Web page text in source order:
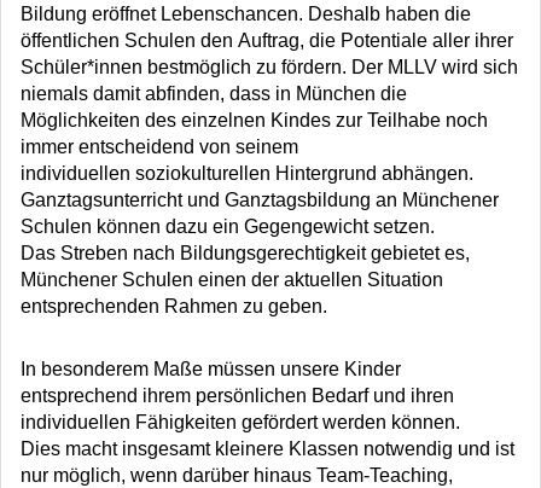
Bildung eröffnet Lebenschancen. Deshalb haben die
öffentlichen Schulen den Auftrag, die Potentiale aller ihrer
Schüler*innen bestmöglich zu fördern. Der MLLV wird sich
niemals damit abfinden, dass in München die
Möglichkeiten des einzelnen Kindes zur Teilhabe noch
immer entscheidend von seinem
individuellen soziokulturellen Hintergrund abhängen.
Ganztagsunterricht und Ganztagsbildung an Münchener
Schulen können dazu ein Gegengewicht setzen.
Das Streben nach Bildungsgerechtigkeit gebietet es,
Münchener Schulen einen der aktuellen Situation
entsprechenden Rahmen zu geben.
In besonderem Maße müssen unsere Kinder
entsprechend ihrem persönlichen Bedarf und ihren
individuellen Fähigkeiten gefördert werden können.
Dies macht insgesamt kleinere Klassen notwendig und ist
nur möglich, wenn darüber hinaus Team-Teaching,